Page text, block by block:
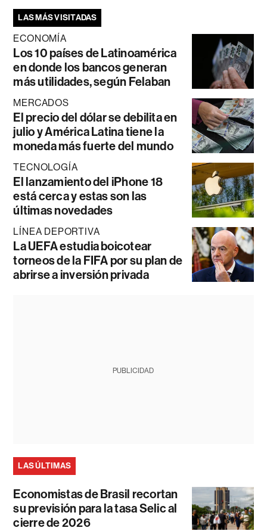
LAS MÁS VISITADAS
ECONOMÍA
Los 10 países de Latinoamérica
en donde los bancos generan
más utilidades, según Felaban
MERCADOS
El precio del dólar se debilita en
julio y América Latina tiene la
moneda más fuerte del mundo
TECNOLOGÍA
El lanzamiento del iPhone 18
está cerca y estas son las
últimas novedades
LÍNEA DEPORTIVA
La UEFA estudia boicotear
torneos de la FIFA por su plan de
abrirse a inversión privada
PUBLICIDAD
LAS ÚLTIMAS
Economistas de Brasil recortan
su previsión para la tasa Selic al
cierre de 2026